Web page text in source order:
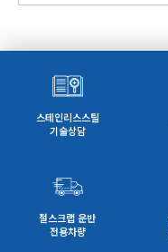
스테인리스스틸
기술상담
철스크랩 운반
전용차량